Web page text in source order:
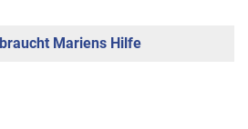
Mariens Hilfe